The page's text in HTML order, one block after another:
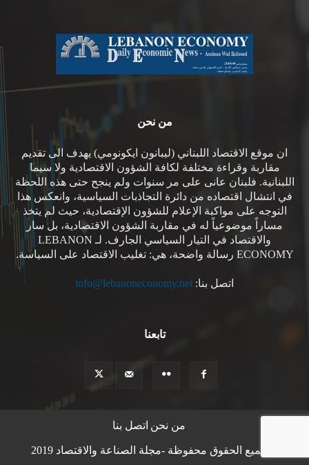
من نحن
ان موقع الاقتصاد اللبناني (ليبانون ايكونومي) يهدف الى تقديم
مقاربة وقراءة مختلفة لكافة الشؤون الاقتصادية ولا سيما
اللبنانية. فلبنان عانى على مر سنوات ولم ينجح حتى هذه اللحظة
في انتشال اقتصاده من دائرة التجاذبات السياسية، وانعكس هذا
التوجه على مواكبة الإعلام للشؤون الإقتصادية، حيث لم يتخذ
مساراً موضوعياً له في مقاربة الشؤون الاقتصادية، بل سار
والاقتصاد في التيار السياسي الجارف. لـ LEBANON
ECONOMY رسالة واضحة، هي: تغليب الاقتصاد على السياسة.
اتصل بنا: info@lebanoneconomy.net
تابعنا
من نحن اتصل بنا
© جميع الحقوق محفوظة -مجلة الصناعة والاقتصاد 2019